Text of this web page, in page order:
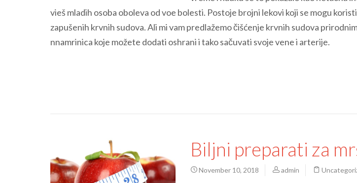
vieš mladih osoba oboleva od voe bolesti. Postoje brojni lekovi koji se mogu
zapušenih krvnih sudova. Ali mi vam predlažemo čišćenje krvnih sudova
nnamrinica koje možete dodati oshrani i tako sačuvati svoje vene i arterije.
Biljni preparati za
November 10, 2018 admin